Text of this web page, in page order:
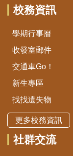
校務資訊
學期行事曆
收發室郵件
交通車Go！
新生專區
找找遺失物
更多校務資訊
社群交流